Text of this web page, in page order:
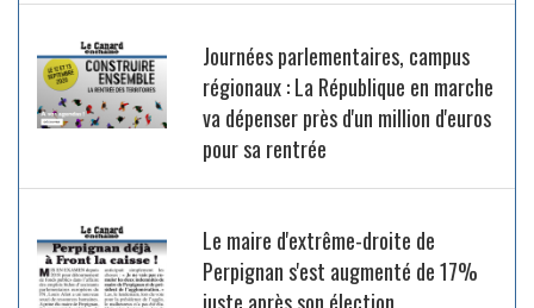
Journées parlementaires, campus
régionaux : La République en marche
va dépenser près d'un million d'euros
pour sa rentrée
Le maire d'extrême-droite de
Perpignan s'est augmenté de 17%